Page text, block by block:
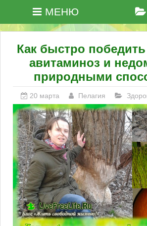
МЕНЮ
Как быстро
авитаминоз и
природными
20 марта Пелагия